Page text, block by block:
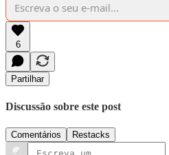
6
Partilhar
Discussão sobre este post
Comentários Restacks